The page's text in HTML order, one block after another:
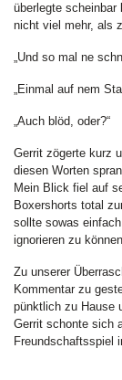
überlegte scheinbar
nicht viel mehr, als
„Und so mal ne
„Einmal auf nem
„Auch blöd, oder?“
Gerrit zögerte kurz
diesen Worten
Mein Blick fiel auf
Boxershorts total
sollte sowas
ignorieren zu
Zu unserer
Kommentar zu
pünktlich zu Hause
Gerrit schonte sich
Freundschaftsspiel